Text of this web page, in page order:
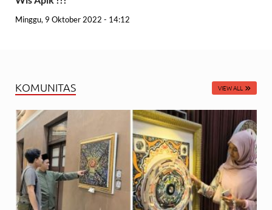
Minggu, 9 Oktober 2022 - 14:12
KOMUNITAS VIEW ALL